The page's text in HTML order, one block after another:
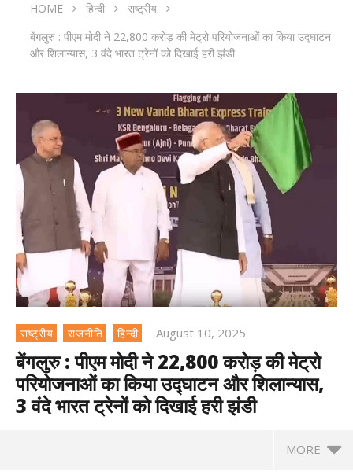
HOME हिन्दी
राष्ट्रीय
बेंगलुरु : पीएम मोदी ने 22,800 करोड़ की मेट्रो परियोजनाओं का किया उद्घाटन
और शिलान्यास, 3 वंदे भारत ट्रेनों को दिखाई हरी झंडी
राष्ट्रीय राजनीति हिन्दी August 10, 2025
बेंगलुरु : पीएम मोदी ने 22,800 करोड़ की मेट्रो
परियोजनाओं का किया उद्घाटन और शिलान्यास,
3 वंदे भारत ट्रेनों को दिखाई हरी झंडी
MORE